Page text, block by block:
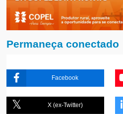
Permaneça conectado
Facebook
X (ex-Twitter)